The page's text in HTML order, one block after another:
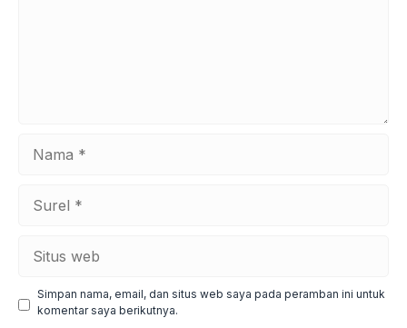
web
Simpan nama, email, dan situs web saya pada peramban ini untuk
komentar saya berikutnya.